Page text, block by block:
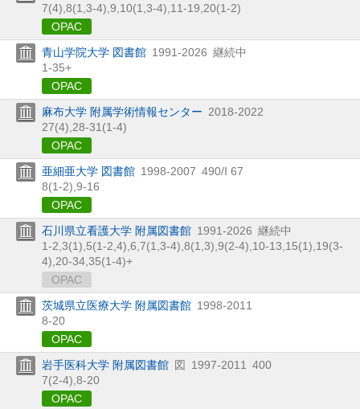
7(4), 8(1, 3-4), 9, 10(1, 3-4), 11-19, 20(1-2)
OPAC
青山学院大学 図書館 1991-2026 継続中
1-35+
OPAC
麻布大学 附属学術情報センター 2018-2022
27(4), 28-31(1-4)
OPAC
亜細亜大学 図書館 1998-2007 490/I 67
8(1-2), 9-16
OPAC
石川県立看護大学 附属図書館 1991-2026 継続中
1-2, 3(1), 5(1-2, 4), 6, 7(1, 3-4), 8(1, 3), 9(2-4), 10-13, 15(1), 19(3-
4), 20-34, 35(1-4)+
OPAC
茨城県立医療大学 附属図書館 1998-2011
8-20
OPAC
岩手医科大学 附属図書館 図 1997-2011
400
7(2-4), 8-20
OPAC